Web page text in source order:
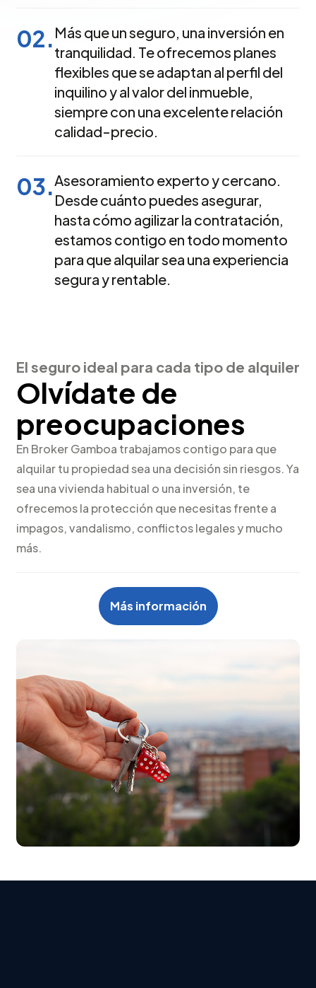
02. Más que un seguro, una inversión en
tranquilidad. Te ofrecemos planes
flexibles que se adaptan al perfil del
inquilino y al valor del inmueble,
siempre con una excelente relación
calidad-precio.
03.Asesoramiento experto y cercano.
Desde cuánto puedes asegurar,
hasta cómo agilizar la contratación,
estamos contigo en todo momento
para que alquilar sea una experiencia
segura y rentable.
El seguro ideal para cada tipo de alquiler
Olvídate de
preocupaciones
En Broker Gamboa trabajamos contigo para que
alquilar tu propiedad sea una decisión sin riesgos. Ya
sea una vivienda habitual o una inversión, te
ofrecemos la protección que necesitas frente a
impagos, vandalismo, conflictos legales y mucho
más.
Más información